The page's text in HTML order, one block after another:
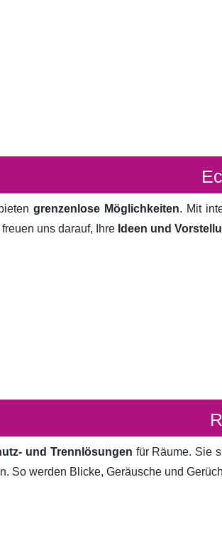
bietengrenzenlose Möglichkeiten. Mit
uns darauf, Ihre Ideen und
und Trennlösungen für Räume. Sie
So werden Blicke, Geräusche und